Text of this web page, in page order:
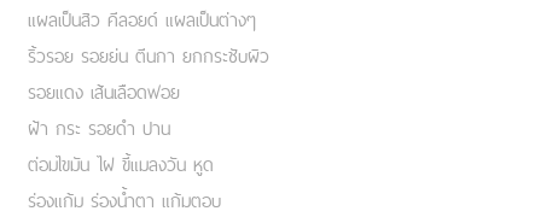
แผลเป็นสิว คีลอยด์ แผลเป็นต่างๆ
ริ้วรอย รอยย่น ตีนกา ยกกระชับผิว
รอยแดง เส้นเลือดฟอย
ฝ้า กระ รอยดำ ปาน
ต่อมไขมัน ไฝ ขี้แมลงวัน หูด
ร่องแก้ม ร่องน้ำตา แก้มตอบ